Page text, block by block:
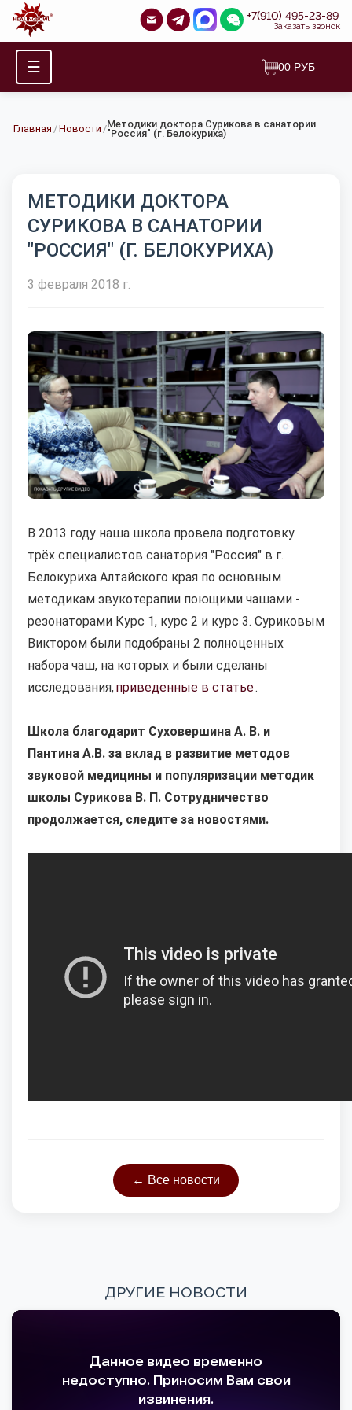
+7(910) 495-23-89
Заказать звонок
☰ 00 РУБ
Главная /Новости /Методики доктора Сурикова в санатории
"Россия" (г. Белокуриха)
МЕТОДИКИ ДОКТОРА
СУРИКОВА В САНАТОРИИ
"РОССИЯ" (Г. БЕЛОКУРИХА)
3 февраля 2018 г.
В 2013 году наша школа провела подготовку
трёх специалистов санатория "Россия" в г.
Белокуриха Алтайского края по основным
методикам звукотерапии поющими чашами -
резонаторами Курс 1, курс 2 и курс 3. Суриковым
Виктором были подобраны 2 полноценных
набора чаш, на которых и были сделаны
исследования,приведенные в статье.
Школа благодарит Суховершина А. В. и
Пантина А.В. за вклад в развитие методов
звуковой медицины и популяризации методик
школы Сурикова В. П. Сотрудничество
продолжается, следите за новостями.
← Все новости
ДРУГИЕ НОВОСТИ